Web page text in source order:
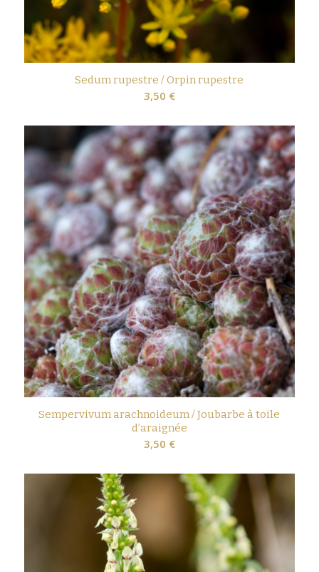
Sedum rupestre / Orpin rupestre
3,50 €
Sempervivum arachnoideum / Joubarbe à toile
d’araignée
3,50 €